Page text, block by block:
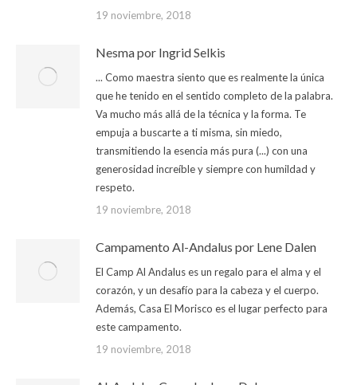
19 noviembre, 2018
Nesma por Ingrid Selkis
... Como maestra siento que es realmente la única
que he tenido en el sentido completo de la palabra.
Va mucho más allá de la técnica y la forma. Te
empuja a buscarte a ti misma, sin miedo,
transmitiendo la esencia más pura (...) con una
generosidad increíble y siempre con humildad y
respeto.
19 noviembre, 2018
Campamento Al-Andalus por Lene Dalen
El Camp Al Andalus es un regalo para el alma y el
corazón, y un desafío para la cabeza y el cuerpo.
Además, Casa El Morisco es el lugar perfecto para
este campamento.
19 noviembre, 2018